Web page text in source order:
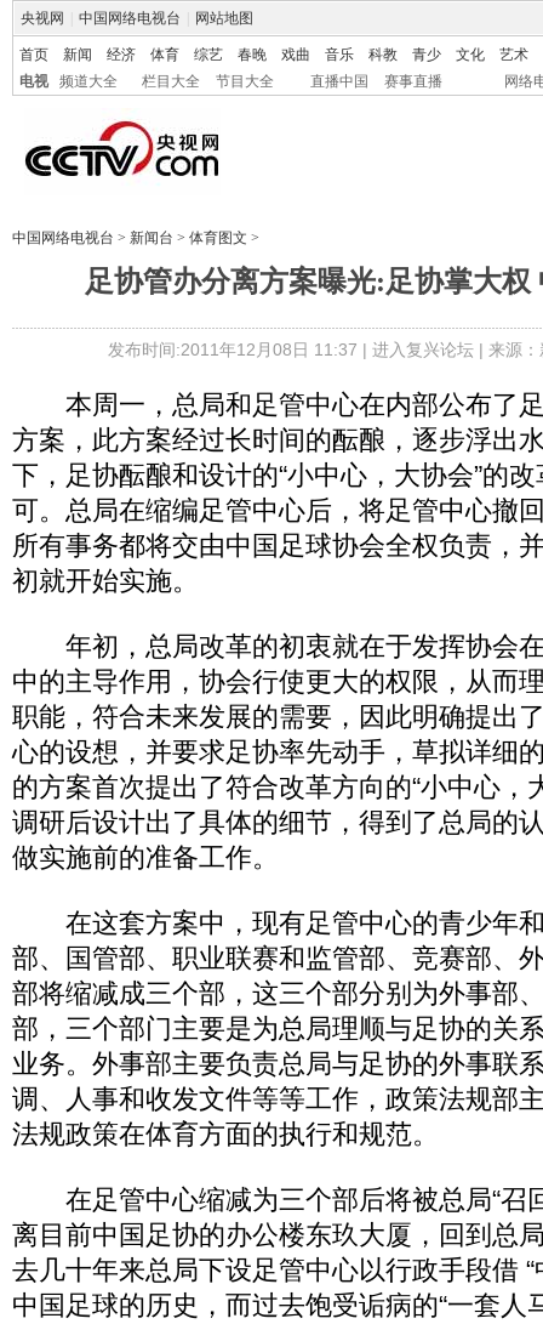
央视网 中国网络电视台 网站地图
首页 新闻 经济 体育 综艺 春晚 戏曲 音乐 科教 青少 文化
艺术
电视
频道大全 栏目大全 节目大全 直播中国 赛事直播 网络
中国网络电视台 > 新闻台 > 体育图文 >
足协管办分离方案曝光:足协掌大权
发布时间:2011年12月08日 11:37 | 进入复兴论坛| 来源
本周一，总局和足管中心在内部公布了足
方案，此方案经过长时间的酝酿，逐步浮出
下，足协酝酿和设计的“小中心，大协会”的
可。总局在缩编足管中心后，将足管中心撤
所有事务都将交由中国足球协会全权负责，
初就开始实施。
年初，总局改革的初衷就在于发挥协会
中的主导作用，协会行使更大的权限，从而
职能，符合未来发展的需要，因此明确提出
心的设想，并要求足协率先动手，草拟详细
的方案首次提出了符合改革方向的“小中心，
调研后设计出了具体的细节，得到了总局的
做实施前的准备工作。
在这套方案中，现有足管中心的青少年
部、国管部、职业联赛和监管部、竞赛部、
部将缩减成三个部，这三个部分别为外事部
部，三个部门主要是为总局理顺与足协的关
业务。外事部主要负责总局与足协的外事联
调、人事和收发文件等等工作，政策法规部
法规政策在体育方面的执行和规范。
在足管中心缩减为三个部后将被总局“召
离目前中国足协的办公楼东玖大厦，回到总
去几十年来总局下设足管中心以行政手段借
中国足球的历史，而过去饱受诟病的“一套人